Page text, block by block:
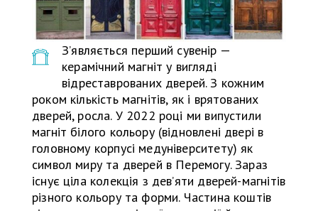
З’являється перший сувенір —
керамічний магніт у вигляді
відреставрованих дверей. З кожним
роком кількість магнітів, як і врятованих
дверей, росла. У 2022 році ми випустили
магніт білого кольору (відновлені двері в
головному корпусі медуніверситету) як
символ миру та дверей в Перемогу. Зараз
існує ціла колекція з дев’яти дверей-магнітів
різного кольору та форми. Частина коштів